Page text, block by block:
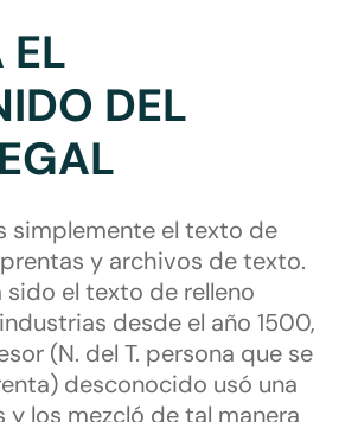
EL
DEL
simplemente el texto de
y archivos de texto.
sido el texto de relleno
desde el año 1500,
(N. del T. persona que se
desconocido usó una
y los mezcló de tal manera